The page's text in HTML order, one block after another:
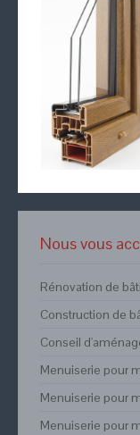
Nous vous
Rénovation de
Construction de
Conseil
Menuiserie pour
Menuiserie pour
Menuiserie pour